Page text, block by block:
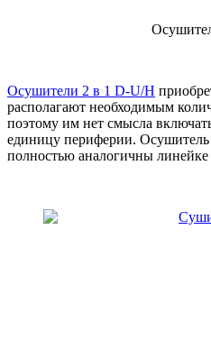
Осушители 2 в 1 D-U/H
располагают необходимым
поэтому им нет смысла
единицу периферии.
полностью аналогичны линейке